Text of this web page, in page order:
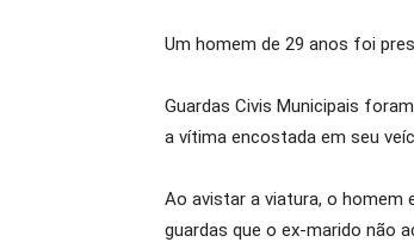
Um homem de 29 anos foi
Guardas Civis Municipais
a vítima encostada em seu
Ao avistar a viatura, o homem
guardas que o ex-marido não